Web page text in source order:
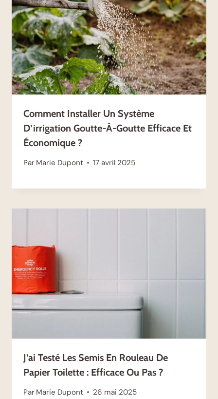
Comment Installer Un Système
D’irrigation Goutte-À-Goutte Efficace Et
Économique ?
Par Marie Dupont 17 avril 2025
J’ai Testé Les Semis En Rouleau De
Papier Toilette : Efficace Ou Pas ?
Par Marie Dupont 26 mai 2025